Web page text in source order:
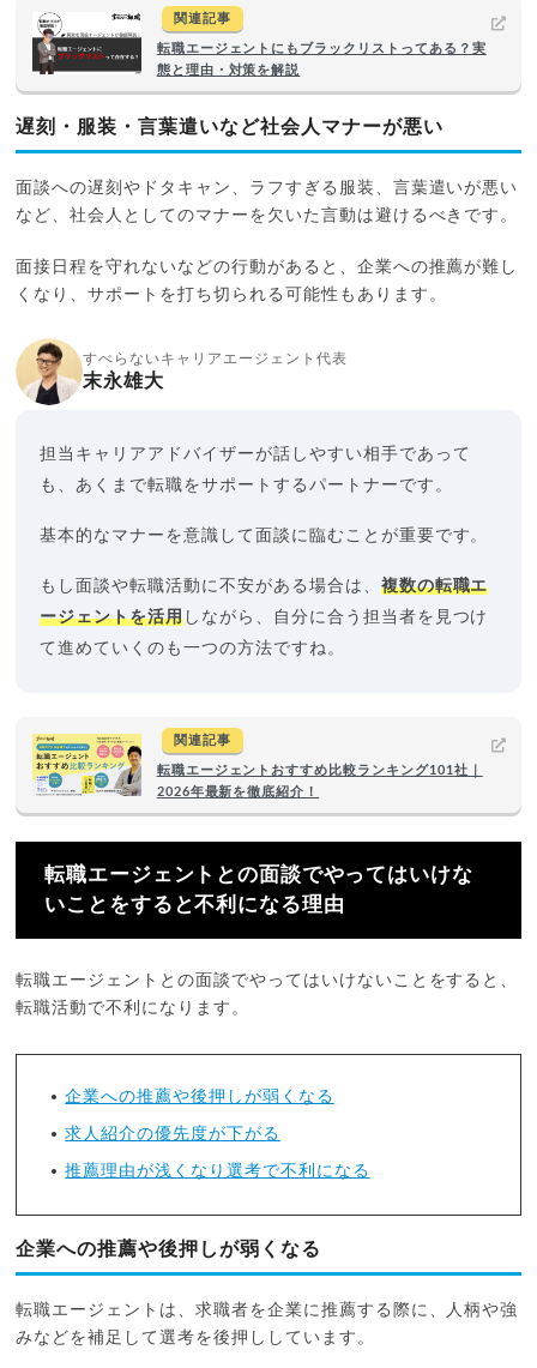
関連記事
転職エージェントにもブラックリストってある？実
態と理由・対策を解説
遅刻・服装・言葉遣いなど社会人マナーが悪い
面談への遅刻やドタキャン、ラフすぎる服装、言葉遣いが悪い
など、社会人としてのマナーを欠いた言動は避けるべきです。
面接日程を守れないなどの行動があると、企業への推薦が難し
くなり、サポートを打ち切られる可能性もあります。
すべらないキャリアエージェント代表
末永雄大
担当キャリアアドバイザーが話しやすい相手であって
も、あくまで転職をサポートするパートナーです。
基本的なマナーを意識して面談に臨むことが重要です。
もし面談や転職活動に不安がある場合は、 複数の転職エ
ージェントを活用 しながら、自分に合う担当者を見つけ
て進めていくのも一つの方法ですね。
関連記事
転職エージェントおすすめ比較ランキング101社｜
2026年最新を徹底紹介！
転職エージェントとの面談でやってはいけな
いことをすると不利になる理由
転職エージェントとの面談でやってはいけないことをすると、
転職活動で不利になります。
企業への推薦や後押しが弱くなる
求人紹介の優先度が下がる
推薦理由が浅くなり選考で不利になる
企業への推薦や後押しが弱くなる
転職エージェントは、求職者を企業に推薦する際に、人柄や強
みなどを補足して選考を後押ししています。